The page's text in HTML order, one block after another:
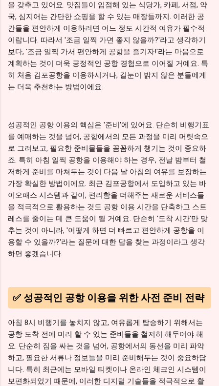
을 갖추고 있어요. 맛집들이 입점해 있는 식당가, 카페, 서점, 약
국, 심지어는 간단한 쇼핑을 할 수 있는 매장들까지. 이러한 공
간들을 편안하게 이용하려면 어느 정도 시간적 여유가 필수적
이랍니다. 따라서 '조금 일찍 가면 좋지 않을까?'라고 생각하기
보다, '조금 일찍 가서 편안하게 공항을 즐기자!'라는 마음으로
계획하는 것이 더욱 긍정적인 공항 경험으로 이어질 거예요. 특
히 처음 김포공항을 이용하시거나, 길눈이 밝지 않은 분들에게
는 더욱 추천하는 방법이에요.
성공적인 공항 이용의 핵심은 '준비'에 있어요. 단순히 비행기표
를 예매하는 것을 넘어, 공항에서의 모든 과정을 미리 머릿속으
로 그려보고, 필요한 준비물들을 꼼꼼하게 챙기는 것이 중요하
죠. 특히 아침 일찍 공항을 이용해야 하는 경우, 전날 밤부터 철
저하게 준비를 마쳐두는 것이 다음 날 아침의 여유를 보장하는
가장 확실한 방법이에요. 최근 김포공항에서 도입하고 있는 바
이오패스 시스템과 같이, 편리함을 더해주는 새로운 서비스들
을 적극적으로 활용하는 것도 공항 이용 시간을 단축하고 스트
레스를 줄이는 데 큰 도움이 될 거예요. 단순히 '도착 시간'만 맞
추는 것이 아니라, '어떻게 하면 더 빠르고 편안하게 공항을 이
용할 수 있을까?'라는 질문에 대한 답을 찾는 과정이라고 생각
하면 좋겠습니다.
✅ 성공적인 공항 이용을 위한 사전 준비 전략
아침 8시 비행기를 놓치지 않고, 여유롭게 탑승하기 위해서는
공항 도착 전에 미리 할 수 있는 준비들을 철저히 해두어야 해
요. 단순히 짐을 싸는 것을 넘어, 공항에서의 동선을 미리 파악
하고, 필요한 서류나 정보들을 미리 준비해두는 것이 중요하답
니다. 특히 최근에는 모바일 티켓이나 온라인 체크인 시스템이
보편화되었기 때문에, 이러한 디지털 기술들을 적극적으로 활